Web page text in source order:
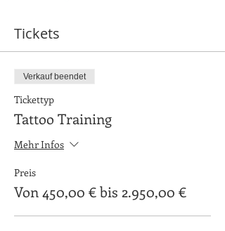
Tickets
Verkauf beendet
Tickettyp
Tattoo Training
Mehr Infos
Preis
Von 450,00 € bis 2.950,00 €